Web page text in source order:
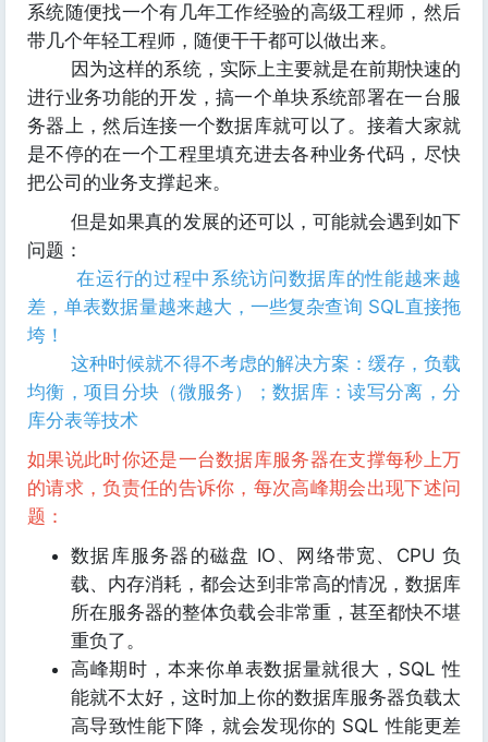
系统随便找一个有几年工作经验的高级工程师，然后
带几个年轻工程师，随便干干都可以做出来。
因为这样的系统，实际上主要就是在前期快速的
进行业务功能的开发，搞一个单块系统部署在一台服
务器上，然后连接一个数据库就可以了。接着大家就
是不停的在一个工程里填充进去各种业务代码，尽快
把公司的业务支撑起来。
但是如果真的发展的还可以，可能就会遇到如下
问题：
在运行的过程中系统访问数据库的性能越来越
差，单表数据量越来越大，一些复杂查询 SQL直接拖
垮！
这种时候就不得不考虑的解决方案：缓存，负载
均衡，项目分块（微服务）；数据库：读写分离，分
库分表等技术
如果说此时你还是一台数据库服务器在支撑每秒上万
的请求，负责任的告诉你，每次高峰期会出现下述问
题：
数据库服务器的磁盘 IO、网络带宽、CPU 负
载、内存消耗，都会达到非常高的情况，数据库
所在服务器的整体负载会非常重，甚至都快不堪
重负了。
高峰期时，本来你单表数据量就很大，SQL 性
能就不太好，这时加上你的数据库服务器负载太
高导致性能下降，就会发现你的 SQL 性能更差